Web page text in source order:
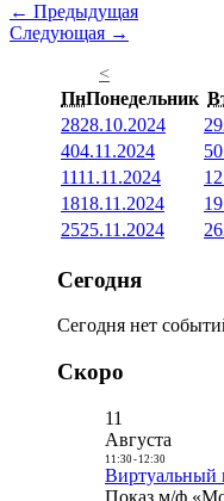
← Предыдущая
Следующая →
<
ПнПонедельник
2828.10.2024 29
404.11.2024 5
1111.11.2024 12
1818.11.2024 19
2525.11.2024 26
Сегодня
Сегодня нет
Скоро
11
Августа
11:30- 12:30
Виртуальный